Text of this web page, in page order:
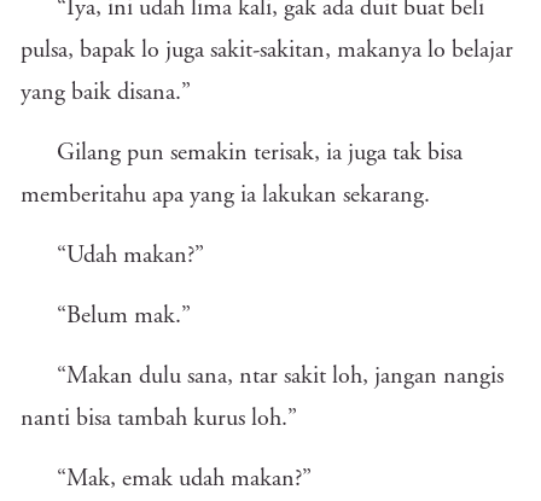
“Iya, ini udah lima kali, gak ada duit buat beli
pulsa, bapak lo juga sakit-sakitan, makanya lo belajar
yang baik disana.”
Gilang pun semakin terisak, ia juga tak bisa
memberitahu apa yang ia lakukan sekarang.
“Udah makan?”
“Belum mak.”
“Makan dulu sana, ntar sakit loh, jangan nangis
nanti bisa tambah kurus loh.”
“Mak, emak udah makan?”